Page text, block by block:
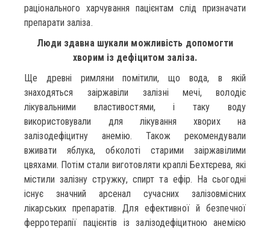
раціонального харчування пацієнтам слід призначати
препарати заліза.
Люди здавна шукали можливість допомогти
хворим із дефіцитом заліза.
Ще древні римляни помітили, що вода, в якій
знаходяться заіржавіли залізні мечі, володіє
лікувальними властивостями, і таку воду
використовували для лікування хворих на
залізодефіцитну анемію. Також рекомендували
вживати яблука, обколоті старими заіржавілими
цвяхами. Потім стали виготовляти краплі Бехтєрева, які
містили залізну стружку, спирт та ефір. На сьогодні
існує значний арсенал сучасних залізовмісних
лікарських препаратів. Для ефективної й безпечної
ферротерапії пацієнтів із залізодефіцитною анемією